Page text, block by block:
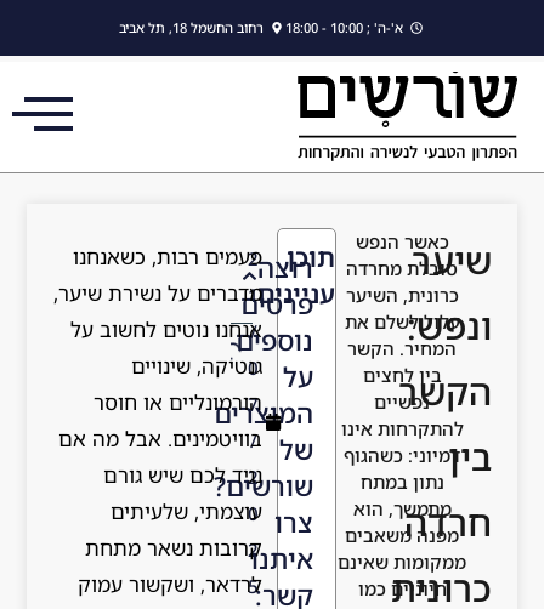
א'-ה' ; 10:00 - 18:00 רחוב החשמל 18, תל אביב
שיער
ונפש:
הקשר
בין
חרדה
כרונית
כאשר הנפש
סובלת מחרדה
כרונית, השיער
עלול לשלם את
המחיר. הקשר
בין לחצים
נפשיים
להתקרחות אינו
דמיוני: כשהגוף
נתון במתח
מתמשך, הוא
מפנה משאבים
ממקומות שאינם
חיוניים כמו
רוצה
פרטים
נוספים
על
המוצרים
של
שורשים?
צרו
איתנו
קשר:
2
1
/
0
7
/
2
0
2
5
תוכן
עניינים
פעמים רבות, כשאנחנו
מדברים על נשירת שיער,
אנחנו נוטים לחשוב על
גנטיקה, שינויים
הורמונליים או חוסר
בוויטמינים. אבל מה אם
נגיד לכם שיש גורם
עוצמתי, שלעיתים
קרובות נשאר מתחת
לרדאר, ושקשור עמוק